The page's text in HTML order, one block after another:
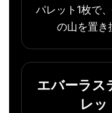
パレット1枚で
の山を置き
エバーラス
レッ